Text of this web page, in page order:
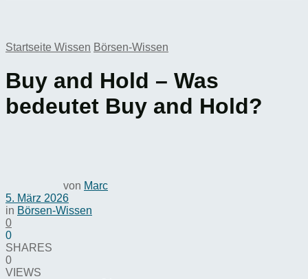
Startseite Wissen Börsen-Wissen
Buy and Hold – Was
bedeutet Buy and Hold?
von Marc
5. März 2026
in Börsen-Wissen
0
0
SHARES
0
VIEWS